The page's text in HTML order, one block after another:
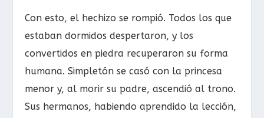
Con esto, el hechizo se rompió. Todos los que
estaban dormidos despertaron, y los
convertidos en piedra recuperaron su forma
humana. Simpletón se casó con la princesa
menor y, al morir su padre, ascendió al trono.
Sus hermanos, habiendo aprendido la lección,